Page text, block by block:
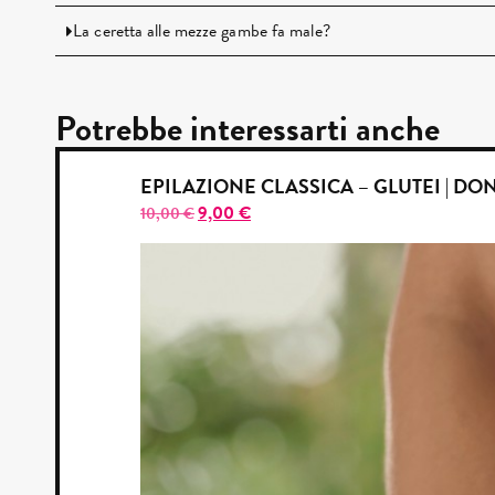
La ceretta alle mezze gambe fa male?
Potrebbe interessarti anche
EPILAZIONE CLASSICA – GLUTEI |
10,00€9,00€